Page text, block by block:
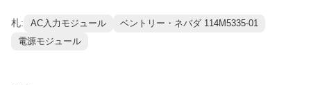
札: AC入力モジュール
ベントリー・ネバダ 114M5335-01
電源モジュール